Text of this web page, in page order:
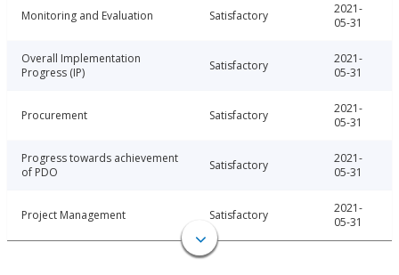
Monitoring and Evaluation Satisfactory
2021-
05-31
Overall Implementation
Progress (IP)
Satisfactory
2021-
05-31
Procurement Satisfactory
2021-
05-31
Progress towards achievement
of PDO
Satisfactory
2021-
05-31
Project Management Satisfactory
2021-
05-31